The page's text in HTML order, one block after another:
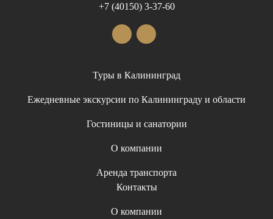
+7 (40150) 3-37-60
Туры в Калининград
Ежедневные экскурсии по Калининграду и области
Гостиницы и санатории
О компании
Аренда транспорта
Контакты
О компании